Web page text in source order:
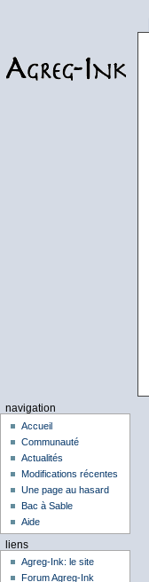
navigation
Accueil
Communauté
Actualités
Modifications récentes
Une page au hasard
Bac à Sable
Aide
liens
Agreg-Ink: le site
Forum Agreg-Ink